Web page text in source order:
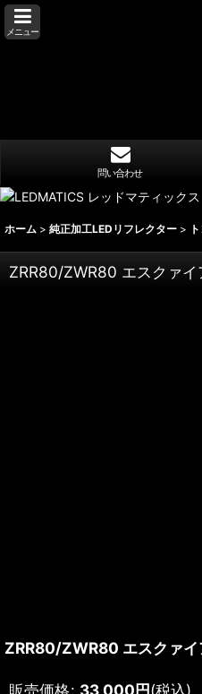
メニュー
問い合わせ
ホーム > 純正加工LEDリフレクター >
ZRR80/ZWR80 エスクァ
ZRR80/ZWR80 エスクァ
販売価格: 33,000円(税込)